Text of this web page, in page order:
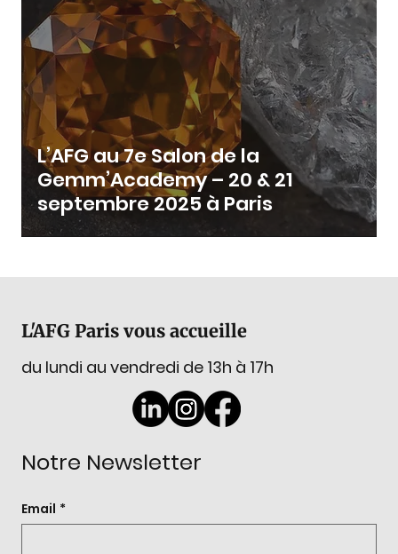
L’AFG au 7e Salon de la
Gemm’Academy – 20 & 21
septembre 2025 à Paris
L'AFG Paris vous accueille
du lundi au vendredi de 13h à 17h
Notre Newsletter
Email *